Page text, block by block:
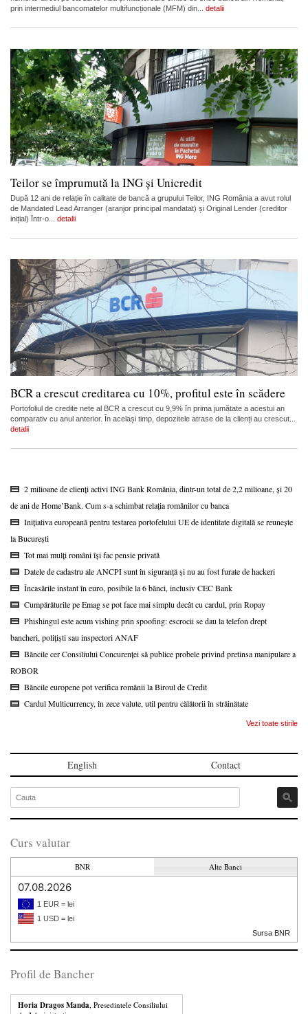
prin intermediul bancomatelor multifuncționale (MFM) din... detalii
Teilor se împrumută la ING și Unicredit
După 12 ani de relație în calitate de bancă a grupului Teilor, ING România a avut rolul
de Mandated Lead Arranger (aranjor principal mandatat) și Original Lender (creditor
inițial) într-o... detalii
BCR a crescut creditarea cu 10%, profitul este în scădere
Portofoliul de credite nete al BCR a crescut cu 9,9% în prima jumătate a acestui an
comparativ cu anul anterior. În același timp, depozitele atrase de la clienți au crescut...
detalii
2 milioane de clienți activi ING Bank România, dintr-un total de 2,2 milioane, și 20
de ani de Home’Bank. Cum s-a schimbat relația românilor cu banca
Inițiativa europeană pentru testarea portofelului UE de identitate digitală se reunește
la București
Tot mai mulți români își fac pensie privată
Datele de cadastru ale ANCPI sunt în siguranță și nu au fost furate de hackeri
Încasările instant în euro, posibile la 6 bănci, inclusiv CEC Bank
Cumpărăturile pe Emag se pot face mai simplu decât cu cardul, prin Ropay
Phishingul este acum vishing prin spoofing: escrocii se dau la telefon drept
bancheri, polițiști sau inspectori ANAF
Băncile cer Consiliului Concurenței să publice probele privind pretinsa manipulare a
ROBOR
Băncile europene pot verifica românii la Biroul de Credit
Cardul Multicurrency, în zece valute, util pentru călătorii în străinătate
Vezi toate stirile
English Contact
Curs valutar
BNR Alte Banci
07.08.2026
1 EUR = lei
1 USD = lei
Sursa BNR
Profil de Bancher
Horia Dragos Manda, Presedintele Consiliului